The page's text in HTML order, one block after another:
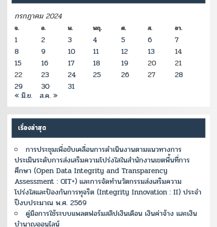
กรกฎาคม 2024
จ. อ. พ. พฤ. ศ. ส. อา.
1 2 3 4 5 6
7
8
9 10 11 12 13
14
15
16 17 18 19 20
21
22
23 24 25 26 27
28
29
30 31
« มิ.ย. ส.ค. »
เรื่องล่าสุด
การประชุมเพื่อขับเคลื่อนการดำเนินงานตามแนวทางการ
ประเมินระดับการส่งเสริมความโปร่งใสในสำนักงานเขตพื้นที่การ
ศึกษา (Open Data Integrity and Transparency
Assessment : OIT+) และการจัดทำนวัตกรรมส่งเสริมความ
โปร่งใสและป้องกันการทุจริต (Integrity Innovation : II) ประจำ
ปีงบประมาณ พ.ศ. 2569
คู่มือการใช้ระบบแพลตฟอร์มสลิปเงินเดือน เงินค่าจ้าง และเงิน
บำนาญออนไลน์